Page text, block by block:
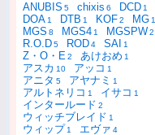
ANUBIS 5 chixis 6 DCD 1
DOA 1 DTB 1 KOF2 MG 1
MGS 8 MGS4 1 MGSPW2
R.O.D5 ROD4 SAI 1
Z・O・E2 あけおめ 1
アスカ 10 アッコ 1
アニタ 5 アヤナミ 1
アルトネリコ 1 イサコ 1
インタールード 2
ウィッチブレイド 1
ウィップ 1 エヴァ 4